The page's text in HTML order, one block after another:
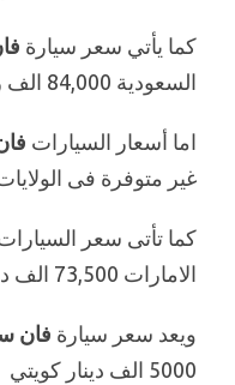
كما يأتي سعر سيارة
السعودية 84,000 الف ريال سعودى
اما أسعار السيارات
غير متوفرة فى
كما تأتى سعر
الامارات 73,500 الف درهم امراتى
ويعد سعر سيارة فان
5000 الف دينار كويتي